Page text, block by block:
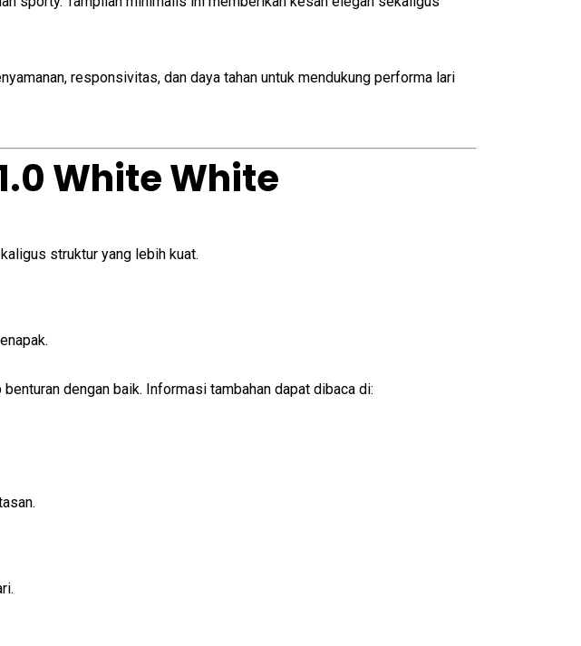
responsivitas, dan daya tahan untuk mendukung performa lari
White White
struktur yang lebih kuat.
dengan baik. Informasi tambahan dapat dibaca di: